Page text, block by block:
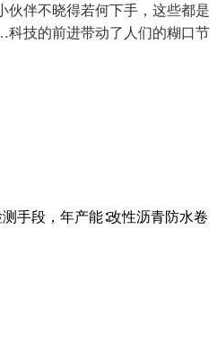
伙伴不晓得若何下手，这些都是
科技的前进带动了人们的糊口节
手段，年产能∶改性沥青防水卷